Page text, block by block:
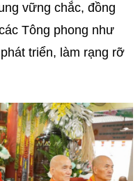
vững chắc, đồng
Tông phong như
triển, làm rạng rỡ